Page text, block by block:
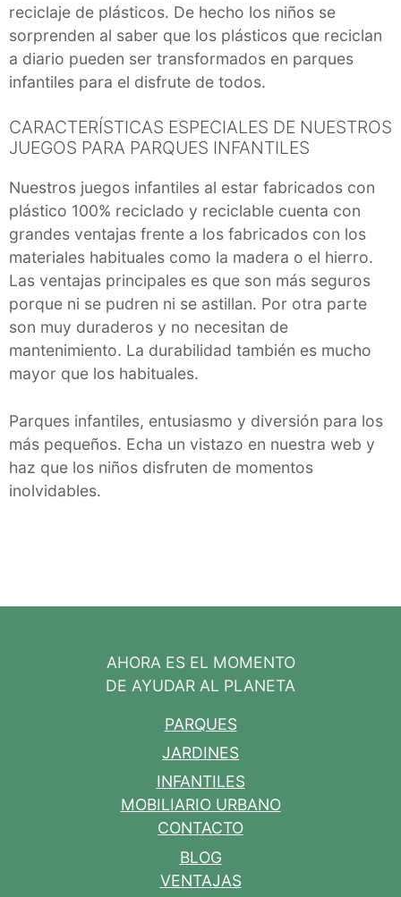
reciclaje de plásticos. De hecho los niños se
sorprenden al saber que los plásticos que reciclan
a diario pueden ser transformados en parques
infantiles para el disfrute de todos.
CARACTERÍSTICAS ESPECIALES DE NUESTROS
JUEGOS PARA PARQUES INFANTILES
Nuestros juegos infantiles al estar fabricados con
plástico 100% reciclado y reciclable cuenta con
grandes ventajas frente a los fabricados con los
materiales habituales como la madera o el hierro.
Las ventajas principales es que son más seguros
porque ni se pudren ni se astillan. Por otra parte
son muy duraderos y no necesitan de
mantenimiento. La durabilidad también es mucho
mayor que los habituales.
Parques infantiles, entusiasmo y diversión para los
más pequeños. Echa un vistazo en nuestra web y
haz que los niños disfruten de momentos
inolvidables.
AHORA ES EL MOMENTO
DE AYUDAR AL PLANETA
PARQUES
JARDINES
INFANTILES
MOBILIARIO URBANO
CONTACTO
BLOG
VENTAJAS